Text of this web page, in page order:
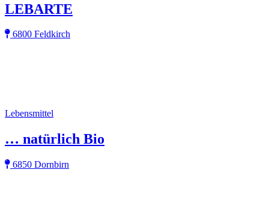
LEBARTE
6800 Feldkirch
Lebensmittel
… natürlich Bio
6850 Dornbirn